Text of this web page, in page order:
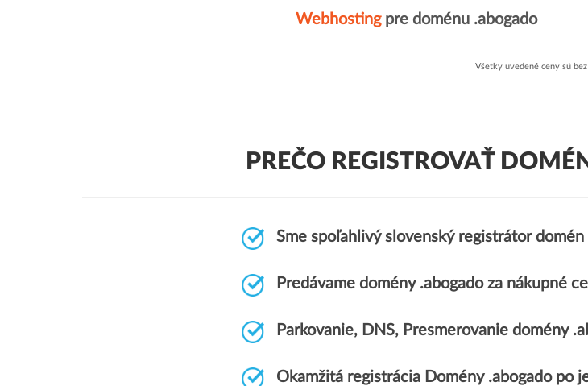
Webhostingpre doménu .abogado
Všetky uvedené ceny sú bez
PREČO REGISTROVAŤ
Sme spoľahlivý slovenský registrátor domén
Predávame domény .abogado za nákupné
Parkovanie, DNS, Presmerovanie domény
Okamžitá registrácia Domény .abogado po